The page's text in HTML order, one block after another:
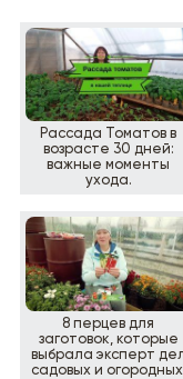
Рассада Томатов в
возрасте 30 дней:
важные моменты
ухода.
8 перцев для
заготовок, которые
выбрала эксперт
садовых и